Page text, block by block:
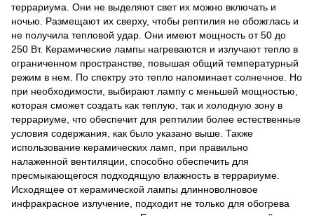
террариума. Они не выделяют свет их можно включать и
ночью. Размещают их сверху, чтобы рептилия не обожглась и
не получила тепловой удар. Они имеют мощность от 50 до
250 Вт. Керамические лампы нагреваются и излучают тепло в
ограниченном пространстве, повышая общий температурный
режим в нем. По спектру это тепло напоминает солнечное. Но
при необходимости, выбирают лампу с меньшей мощностью,
которая сможет создать как теплую, так и холодную зону в
террариуме, что обеспечит для рептилии более естественные
условия содержания, как было указано выше. Также
использование керамических ламп, при правильно
налаженной вентиляции, способно обеспечить для
пресмыкающегося подходящую влажность в террариуме.
Исходящее от керамической лампы длинноволновое
инфракрасное излучение, подходит не только для обогрева